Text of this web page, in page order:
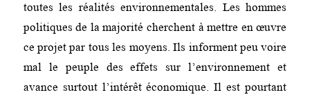
toutes les réalités environnementales. Les hommes
politiques de la majorité cherchent à mettre en œuvre
ce projet par tous les moyens. Ils informent peu voire
mal le peuple des effets sur l’environnement et
avance surtout l’intérêt économique. Il est pourtant